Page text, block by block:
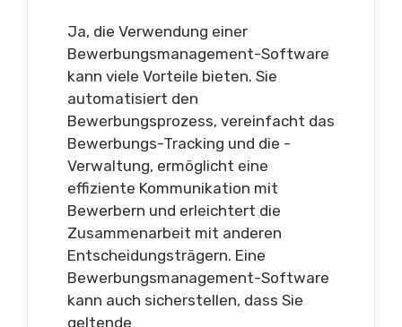
Ja, die Verwendung einer
Bewerbungsmanagement-Software
kann viele Vorteile bieten. Sie
automatisiert den
Bewerbungsprozess, vereinfacht das
Bewerbungs-Tracking und die -
Verwaltung, ermöglicht eine
effiziente Kommunikation mit
Bewerbern und erleichtert die
Zusammenarbeit mit anderen
Entscheidungsträgern. Eine
Bewerbungsmanagement-Software
kann auch sicherstellen, dass Sie
geltende